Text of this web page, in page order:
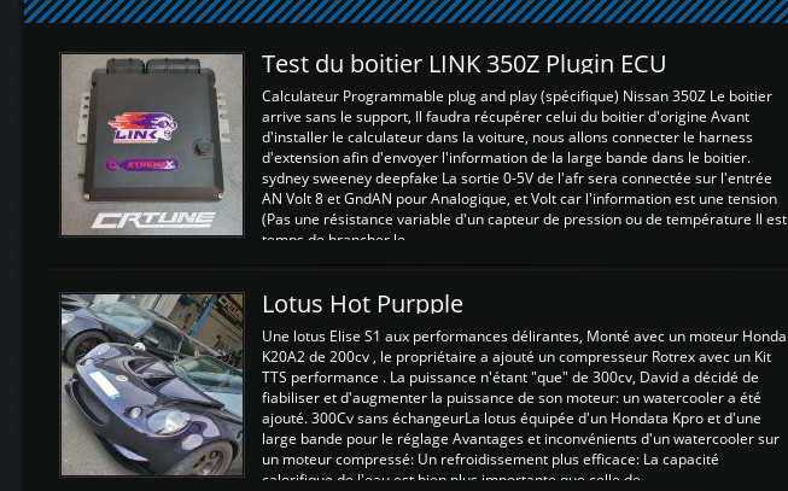
Test du boitier LINK 350Z Plugin ECU
Calculateur Programmable plug and play (spécifique) Nissan 350Z Le boitier
arrive sans le support, Il faudra récupérer celui du boitier d'origine Avant
d'installer le calculateur dans la voiture, nous allons connecter le harness
d'extension afin d'envoyer l'information de la large bande dans le boitier.
sydney sweeney deepfake La sortie 0-5V de l'afr sera connectée sur l'entrée
AN Volt 8 et GndAN pour Analogique, et Volt car l'information est une tension
(Pas une résistance variable d'un capteur de pression ou de température Il est
temps de brancher le ...
Lotus Hot Purpple
Une lotus Elise S1 aux performances délirantes, Monté avec un moteur Honda
K20A2 de 200cv , le propriétaire a ajouté un compresseur Rotrex avec un Kit
TTS performance . La puissance n'étant "que" de 300cv, David a décidé de
fiabiliser et d'augmenter la puissance de son moteur: un watercooler a été
ajouté. 300Cv sans échangeurLa lotus équipée d'un Hondata Kpro et d'une
large bande pour le réglage Avantages et inconvénients d'un watercooler sur
un moteur compressé: Un refroidissement plus efficace: La capacité
calorifique de l'eau est bien plus importante que celle de ...